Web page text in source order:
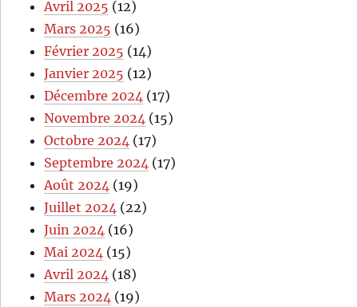
Avril 2025 (12)
Mars 2025 (16)
Février 2025 (14)
Janvier 2025 (12)
Décembre 2024 (17)
Novembre 2024 (15)
Octobre 2024 (17)
Septembre 2024 (17)
Août 2024 (19)
Juillet 2024 (22)
Juin 2024 (16)
Mai 2024 (15)
Avril 2024 (18)
Mars 2024 (19)